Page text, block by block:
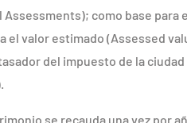
Assessments); como base para
el valor estimado (Assessed
del impuesto de la
se recauda una vez por